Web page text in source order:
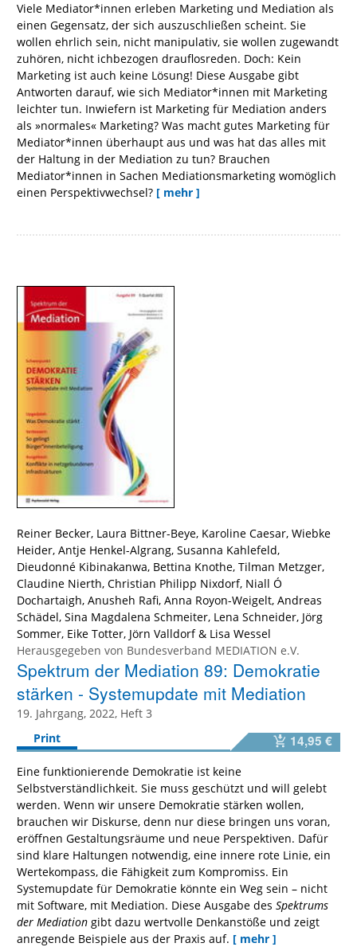
Viele Mediator*innen erleben Marketing und Mediation als
einen Gegensatz, der sich auszuschließen scheint. Sie
wollen ehrlich sein, nicht manipulativ, sie wollen zugewandt
zuhören, nicht ichbezogen drauflosreden. Doch: Kein
Marketing ist auch keine Lösung! Diese Ausgabe gibt
Antworten darauf, wie sich Mediator*innen mit Marketing
leichter tun. Inwiefern ist Marketing für Mediation anders
als »normales« Marketing? Was macht gutes Marketing für
Mediator*innen überhaupt aus und was hat das alles mit
der Haltung in der Mediation zu tun? Brauchen
Mediator*innen in Sachen Mediationsmarketing womöglich
einen Perspektivwechsel? [ mehr ]
Reiner Becker, Laura Bittner-Beye, Karoline Caesar, Wiebke
Heider, Antje Henkel-Algrang, Susanna Kahlefeld,
Dieudonné Kibinakanwa, Bettina Knothe, Tilman Metzger,
Claudine Nierth, Christian Philipp Nixdorf, Niall Ó
Dochartaigh, Anusheh Rafi, Anna Royon-Weigelt, Andreas
Schädel, Sina Magdalena Schmeiter, Lena Schneider, Jörg
Sommer, Eike Totter, Jörn Valldorf& Lisa Wessel
Herausgegeben von Bundesverband MEDIATION e.V.
Spektrum der Mediation 89: Demokratie
stärken - Systemupdate mit Mediation
19. Jahrgang, 2022, Heft 3
Print
14,95 €
Eine funktionierende Demokratie ist keine
Selbstverständlichkeit. Sie muss geschützt und will gelebt
werden. Wenn wir unsere Demokratie stärken wollen,
brauchen wir Diskurse, denn nur diese bringen uns voran,
eröffnen Gestaltungsräume und neue Perspektiven. Dafür
sind klare Haltungen notwendig, eine innere rote Linie, ein
Wertekompass, die Fähigkeit zum Kompromiss. Ein
Systemupdate für Demokratie könnte ein Weg sein – nicht
mit Software, mit Mediation. Diese Ausgabe des Spektrums
der Mediation gibt dazu wertvolle Denkanstöße und zeigt
anregende Beispiele aus der Praxis auf. [ mehr ]